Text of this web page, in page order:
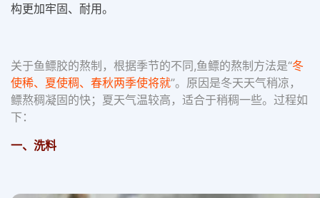
构更加牢固、耐用。
关于鱼鳔胶的熬制，根据季节的不同,鱼鳔的熬制方法是“冬
使稀、夏使稠、春秋两季使将就”。原因是冬天天气稍凉，
鳔熬稠凝固的快；夏天气温较高，适合于稍稠一些。过程如
下：
一、洗料